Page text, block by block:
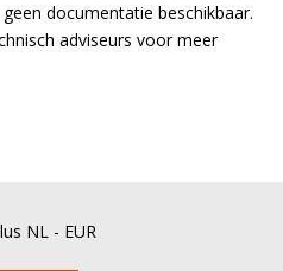
documentatie beschikbaar.
adviseurs voor meer
NL - EUR